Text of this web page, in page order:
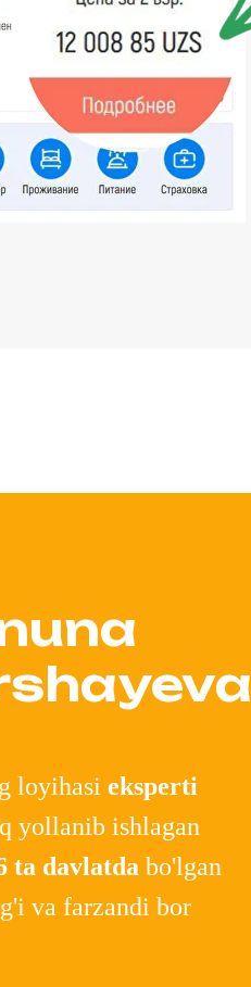
loyihasi eksperti
yollanib ishlagan
ta davlatda bo'lgan
va farzandi bor